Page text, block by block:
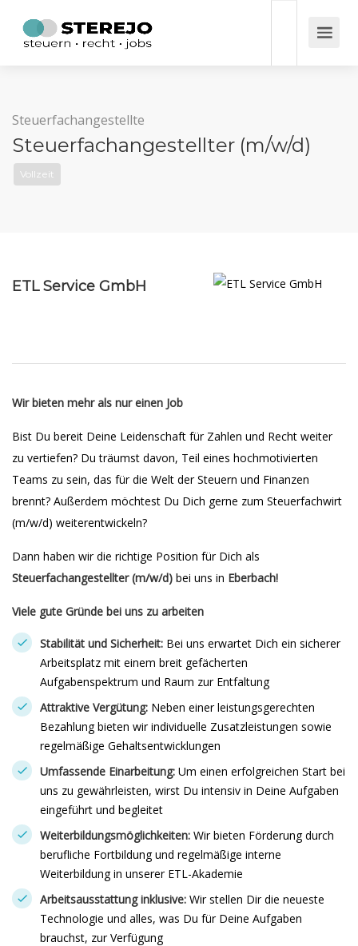
Steuerfachangestellte
Steuerfachangestellter (m/w/d)
Vollzeit
ETL Service GmbH
Wir bieten mehr als nur einen Job
Bist Du bereit Deine Leidenschaft für Zahlen und Recht weiter
zu vertiefen? Du träumst davon, Teil eines hochmotivierten
Teams zu sein, das für die Welt der Steuern und Finanzen
brennt? Außerdem möchtest Du Dich gerne zum Steuerfachwirt
(m/w/d) weiterentwickeln?
Dann haben wir die richtige Position für Dich als
Steuerfachangestellter (m/w/d) bei uns in Eberbach!
Viele gute Gründe bei uns zu arbeiten
Stabilität und Sicherheit: Bei uns erwartet Dich ein sicherer
Arbeitsplatz mit einem breit gefächerten
Aufgabenspektrum und Raum zur Entfaltung
Attraktive Vergütung: Neben einer leistungsgerechten
Bezahlung bieten wir individuelle Zusatzleistungen sowie
regelmäßige Gehaltsentwicklungen
Umfassende Einarbeitung: Um einen erfolgreichen Start bei
uns zu gewährleisten, wirst Du intensiv in Deine Aufgaben
eingeführt und begleitet
Weiterbildungsmöglichkeiten: Wir bieten Förderung durch
berufliche Fortbildung und regelmäßige interne
Weiterbildung in unserer ETL-Akademie
Arbeitsausstattung inklusive: Wir stellen Dir die neueste
Technologie und alles, was Du für Deine Aufgaben
brauchst, zur Verfügung